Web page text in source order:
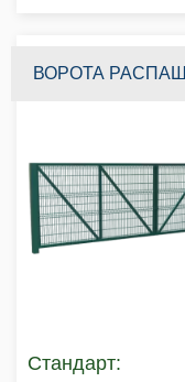
ВОРОТА
Стандарт: